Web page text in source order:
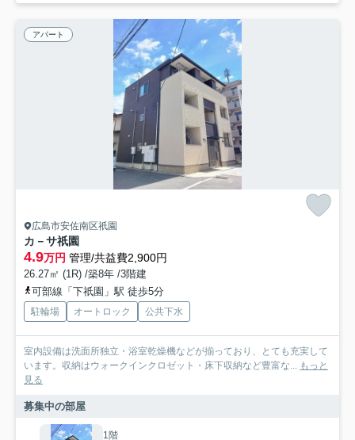
アパート
広島市安佐南区祇園
カ－サ祇園
4.9万円 管理/共益費2,900円
26.27㎡ (1R) /築8年 /3階建
可部線「下祇園」駅 徒歩5分
駐輪場 オートロック 公共下水
室内設備は洗面所独立・浴室乾燥機などが揃っており、とても充実して
います。収納はウォークインクロゼット・床下収納など豊富な... もっと
見る
募集中の部屋
1階